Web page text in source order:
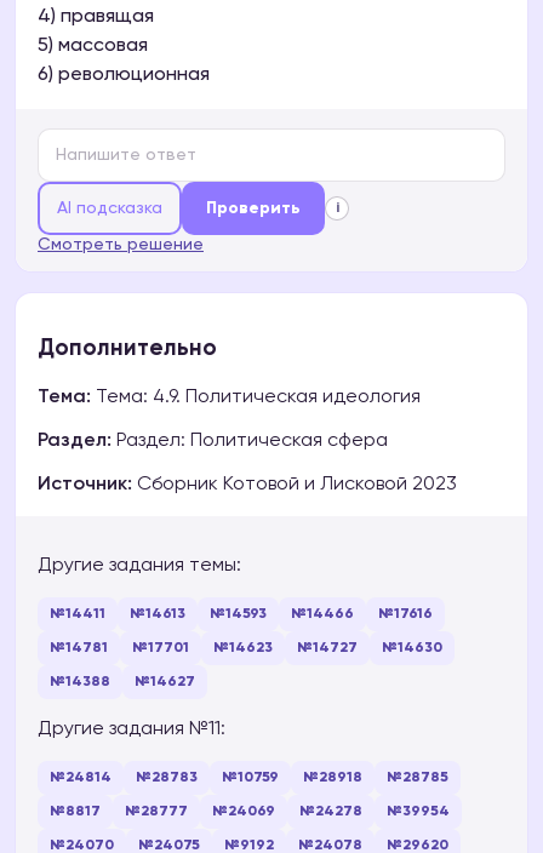
4) правящая
5) массовая
6) революционная
AI подсказка Проверить i
Смотреть решение
Дополнительно
Тема: Тема: 4.9. Политическая идеология
Раздел: Раздел: Политическая сфера
Источник: Сборник Котовой и Лисковой 2023
Другие задания темы:
№14411 №14613 №14593 №14466 №17616
№14781 №17701 №14623 №14727 №14630
№14388 №14627
Другие задания №11:
№24814 №28783 №10759 №28918 №28785
№8817 №28777 №24069 №24278 №39954
№24070 №24075 №9192 №24078 №29620